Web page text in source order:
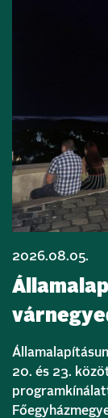
2026.08.05.
20. és 23.